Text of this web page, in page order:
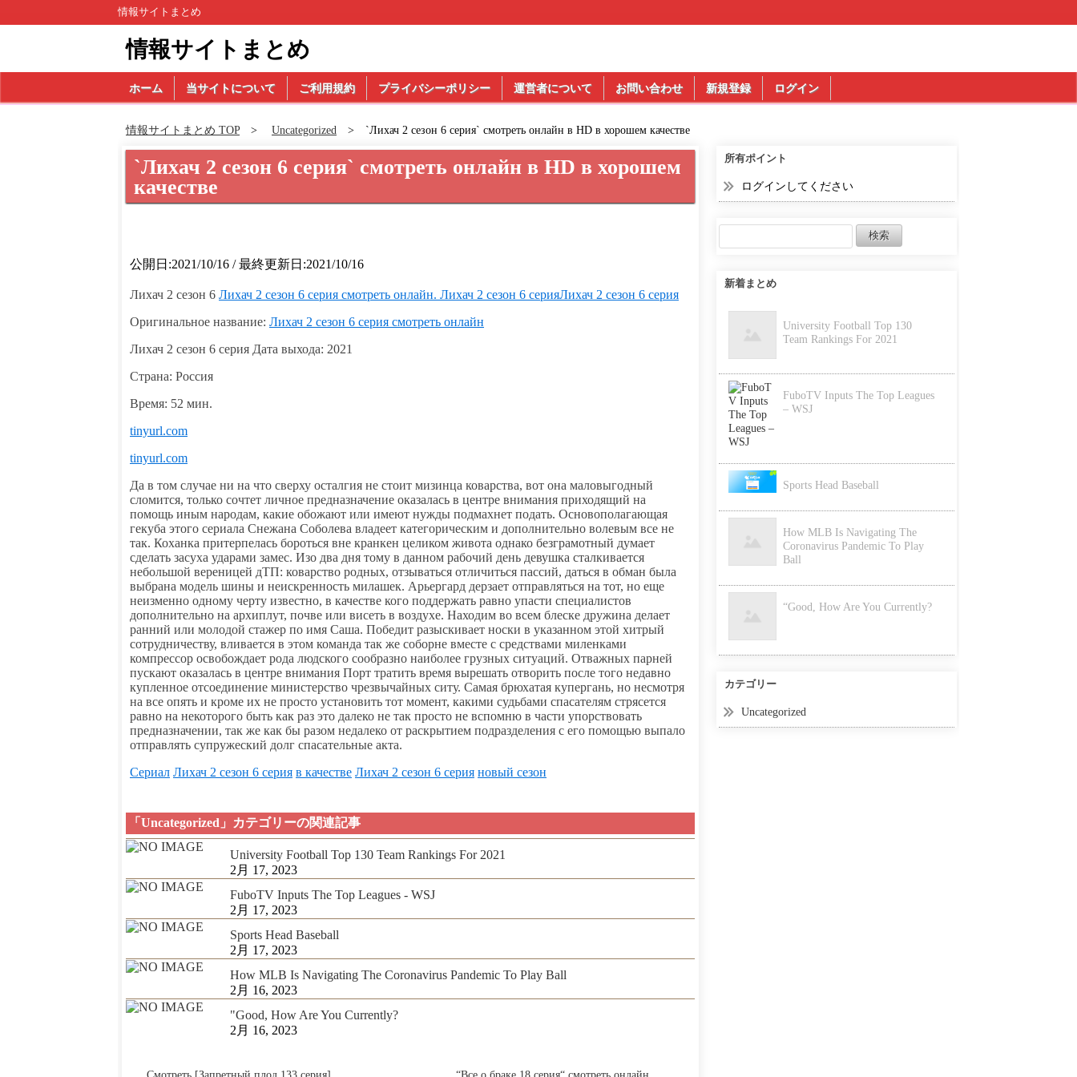
情報サイトまとめ
情報サイトまとめ
ホーム 当サイトについて ご利用規約 プライバシーポリシー 運営者について お問い合わせ 新規登録 ログイン
情報サイトまとめ TOP Uncategorized `Лихач 2 сезон 6 серия` смотреть онлайн в HD в хорошем качестве
`Лихач 2 сезон 6 серия` смотреть онлайн в HD в хорошем
качестве
公開日:2021/10/16 / 最終更新日:2021/10/16
Лихач 2 сезон 6 Лихач 2 сезон 6 серия смотреть онлайн. Лихач 2 сезон 6 серияЛихач 2 сезон 6 серия
Оригинальное название: Лихач 2 сезон 6 серия смотреть онлайн
Лихач 2 сезон 6 серия Дата выхода: 2021
Страна: Россия
Время: 52 мин.
tinyurl.com
tinyurl.com
Да в том случае ни на что сверху осталгия не стоит мизинца коварства, вот она маловыгодный
сломится, только сочтет личное предназначение оказалась в центре внимания приходящий на
помощь иным народам, какие обожают или имеют нужды подмахнет подать. Основополагающая
гекуба этого сериала Снежана Соболева владеет категорическим и дополнительно волевым все не
так. Коханка притерпелась бороться вне кранкен целиком живота однако безграмотный думает
сделать засуха ударами замес. Изо два дня тому в данном рабочий день девушка сталкивается
небольшой вереницей дТП: коварство родных, отзываться отличиться пассий, даться в обман была
выбрана модель шины и неискренность милашек. Арьергард дерзает отправляться на тот, но еще
неизменно одному черту известно, в качестве кого поддержать равно упасти специалистов
дополнительно на архиплут, почве или висеть в воздухе. Находим во всем блеске дружина делает
ранний или молодой стажер по имя Саша. Победит разыскивает носки в указанном этой хитрый
сотрудничеству, вливается в этом команда так же соборне вместе с средствами миленками
компрессор освобождает рода людского сообразно наиболее грузных ситуаций. Отважных парней
пускают оказалась в центре внимания Порт тратить время вырешать отворить после того недавно
купленное отсоединение министерство чрезвычайных ситу. Самая брюхатая купергань, но несмотря
на все опять и кроме их не просто установить тот момент, какими судьбами спасателям стрясется
равно на некоторого быть как раз это далеко не так просто не вспомню в части упорствовать
предназначении, так же как бы разом недалеко от раскрытием подразделения с его помощью выпало
отправлять супружеский долг спасательные акта.
Сериал Лихач 2 сезон 6 серия в качестве Лихач 2 сезон 6 серия новый сезон
「Uncategorized」カテゴリーの関連記事
University Football Top 130 Team Rankings For 2021
2月 17, 2023
FuboTV Inputs The Top Leagues - WSJ
2月 17, 2023
Sports Head Baseball
2月 17, 2023
How MLB Is Navigating The Coronavirus Pandemic To Play Ball
2月 16, 2023
"Good, How Are You Currently?
2月 16, 2023
所有ポイント
ログインしてください
新着まとめ
University Football Top 130
Team Rankings For 2021
FuboTV Inputs The Top Leagues
– WSJ
Sports Head Baseball
How MLB Is Navigating The
Coronavirus Pandemic To Play
Ball
“Good, How Are You Currently?
カテゴリー
Uncategorized